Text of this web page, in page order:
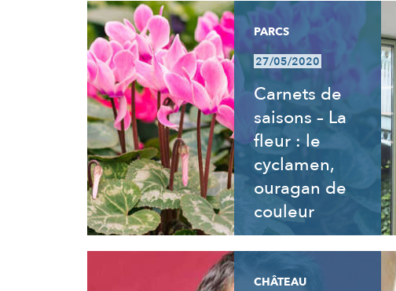
PARCS
27/05/2020
Carnets de
saisons – La
fleur : le
cyclamen,
ouragan de
couleur
CHÂTEAU